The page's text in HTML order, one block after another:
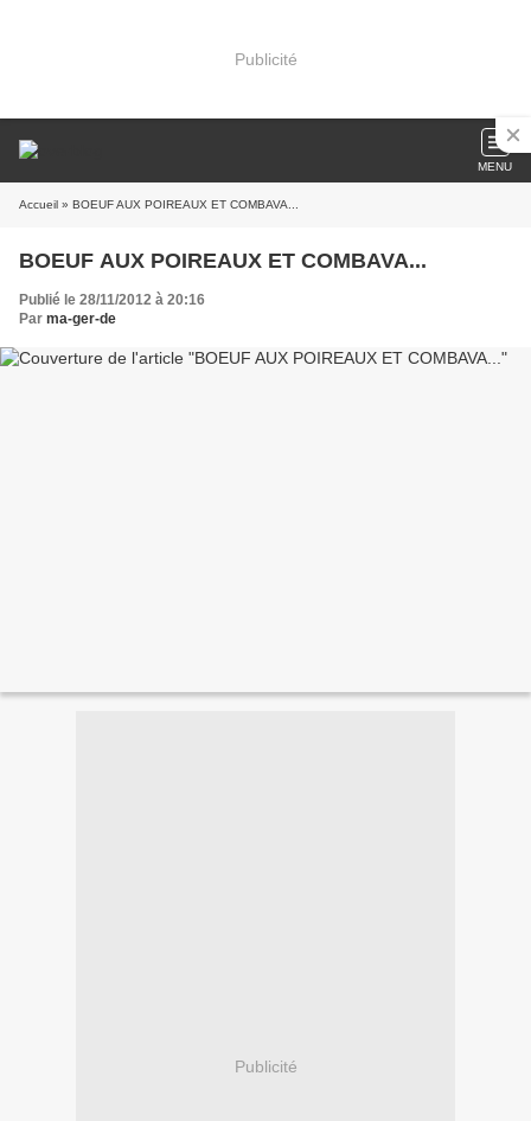
Publicité
MENU
Accueil » BOEUF AUX POIREAUX ET COMBAVA...
BOEUF AUX POIREAUX ET COMBAVA...
Publié le 28/11/2012 à 20:16
Par ma-ger-de
Publicité